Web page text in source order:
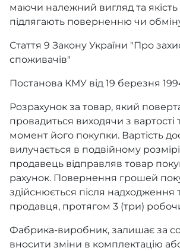
маючи належний вигляд та якість
підлягають поверненню чи
Стаття 9 Закону України "Про
споживачів"
Постанова КМУ від 19 березня
Розрахунок за товар, який
провадиться виходячи з вартості
момент його покупки. Вартість
вилучається в подвійному
продавець відправляв товар
рахунок. Повернення грошей
здійснюється після надходження
продавця, протягом 3 (три)
Фабрика-виробник, залишає за
вносити зміни в комплектацію